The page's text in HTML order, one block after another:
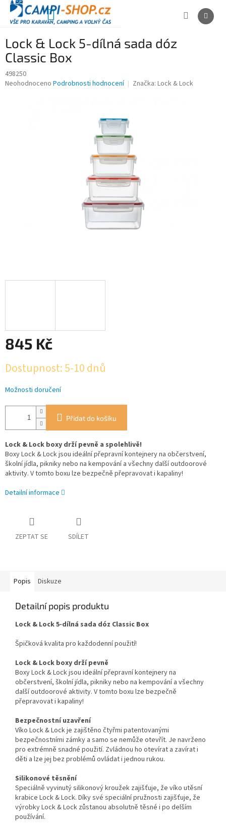
Přejít
obsah
NÁKUPNÍ
Lock & Lock 5-dílná sada dóz
Classic Box
498250
Průměrné
Neohodnoceno Podrobnosti hodnocení Značka: Lock & Lock
845 Kč
cena:
Dostupnost: 5-10 dnů
Možnosti doručení
Přidat do košíku
Lock & Lock boxy drží pevně a spolehlivě!
Boxy Lock & Lock jsou ideální přepravní kontejnery na občerstvení,
školní jídla, pikniky nebo na kempování a všechny další outdoorové
aktivity. V tomto boxu lze bezpečně přepravovat i kapaliny!
Detailní informace
ZEPTAT SE SDÍLET
Popis Diskuze
Detailní popis produktu
Lock & Lock 5-dílná sada dóz Classic Box
Špičková kvalita pro každodenní použití!
Lock & Lock boxy drží pevně
Boxy Lock & Lock jsou ideální přepravní kontejnery na
občerstvení, školní jídla, pikniky nebo na kempování a všechny
další outdoorové aktivity. V tomto boxu lze bezpečně
přepravovat i kapaliny!
Bezpečnostní uzavření
Víko Lock & Lock je zajištěno čtyřmi patentovanými
bezpečnostními zámky a samo se nemůže otevřít. Je navrženo
pro extrémně snadné použití. Zvládnou ho otevírat a zavírat i
děti a lze jej bez problémů ovládat i jednou rukou.
Silikonové těsnění
Speciálně vyvinutý silikonový kroužek zajišťuje, že víko utěsní
krabice Lock & Lock. Díky své speciální pružnosti zajišťuje, že
výrobky Lock & Lock zůstanou absolutně těsné i po delším
používání.